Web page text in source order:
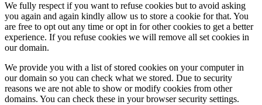
We fully respect if you want to refuse cookies but to avoid asking
you again and again kindly allow us to store a cookie for that. You
are free to opt out any time or opt in for other cookies to get a better
experience. If you refuse cookies we will remove all set cookies in
our domain.
We provide you with a list of stored cookies on your computer in
our domain so you can check what we stored. Due to security
reasons we are not able to show or modify cookies from other
domains. You can check these in your browser security settings.